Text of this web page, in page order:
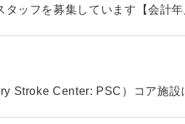
タッフを募集しています【会計年
Stroke Center: PSC）コア施設